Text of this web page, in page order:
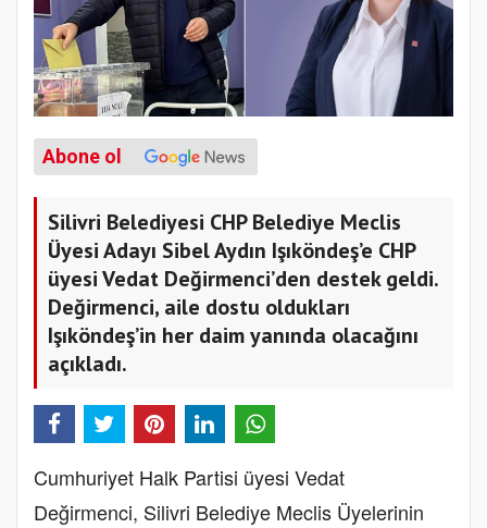
Abone ol
Silivri Belediyesi CHP Belediye Meclis
Üyesi Adayı Sibel Aydın Işıköndeş’e CHP
üyesi Vedat Değirmenci’den destek geldi.
Değirmenci, aile dostu oldukları
Işıköndeş’in her daim yanında olacağını
açıkladı.
Cumhuriyet Halk Partisi üyesi Vedat
Değirmenci, Silivri Belediye Meclis Üyelerinin